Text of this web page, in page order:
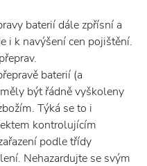
baterií dále zpřísní a
i k navýšení cen pojištění.
baterií (a
být řádně vyškoleny
Týká se to i
kontrolujícím
podle třídy
Nehazardujte se svým